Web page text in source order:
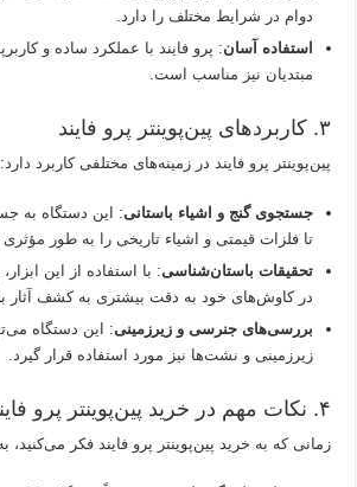
دوام در شرایط مختلف را دارد.
استفاده آسان: پرو فایند با عملکرد ساده و
مبتدیان نیز مناسب است.
۳. کاربردهای پین‌پوینتر پرو فایند
پین‌پوینتر پرو فایند در زمینه‌های مختلفی کاربرد دارد:
جستجوی گنج و اشیاء باستانی: این دستگاه به
تا فلزات قیمتی و اشیاء تاریخی را به طور
تحقیقات باستان‌شناسی: با استفاده از این
در کاوش‌های خود به دقت بیشتری به کشف آثار
بررسی‌های جنرسی و زیرزمینی: این دستگاه
زیرزمینی و نشت‌ها نیز مورد استفاده قرار گیرد.
۴. نکات مهم در خرید پین‌پوینتر پرو فایند
زمانی که به خرید پین‌پوینتر پرو فایند فکر می‌کنید،